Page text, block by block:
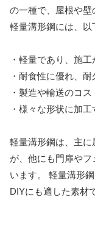
の一種で、屋根や壁
軽量溝形鋼には、以
・軽量であり、施
・耐食性に優れ、
・製造や輸送のコス
・様々な形状に加
軽量溝形鋼は、主
が、他にも門扉や
います。 軽量溝形
DIYにも適した素材